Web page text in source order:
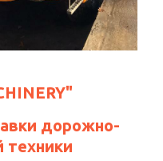
дорожно-
техники